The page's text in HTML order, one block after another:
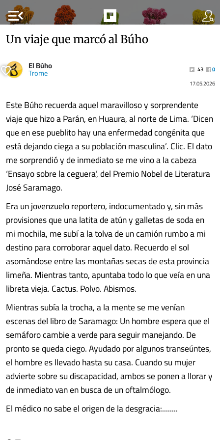
menu_open
Un viaje que marcó al Búho
El Búho
Trome 43
0
17.05.2026
Este Búho recuerda aquel maravilloso y sorprendente
viaje que hizo a Parán, en Huaura, al norte de Lima. ‘Dicen
que en ese pueblito hay una enfermedad congénita que
está dejando ciega a su población masculina’. Clic. El dato
me sorprendió y de inmediato se me vino a la cabeza
‘Ensayo sobre la ceguera’, del Premio Nobel de Literatura
José Saramago.
Era un jovenzuelo reportero, indocumentado y, sin más
provisiones que una latita de atún y galletas de soda en
mi mochila, me subí a la tolva de un camión rumbo a mi
destino para corroborar aquel dato. Recuerdo el sol
asomándose entre las montañas secas de esta provincia
limeña. Mientras tanto, apuntaba todo lo que veía en una
libreta vieja. Cactus. Polvo. Abismos.
Mientras subía la trocha, a la mente se me venían
escenas del libro de Saramago: Un hombre espera que el
semáforo cambie a verde para seguir manejando. De
pronto se queda ciego. Ayudado por algunos transeúntes,
el hombre es llevado hasta su casa. Cuando su mujer
advierte sobre su discapacidad, ambos se ponen a llorar y
de inmediato van en busca de un oftalmólogo.
El médico no sabe el origen de la desgracia:........